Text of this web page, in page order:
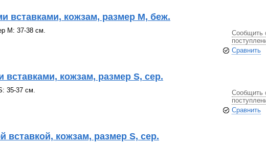
вставками, кожзам, размер М, беж.
М: 37-38 см.
Сообщить
Сравнить
вставками, кожзам, размер S, сер.
35-37 см.
Сообщить
Сравнить
вставкой, кожзам, размер S, сер.